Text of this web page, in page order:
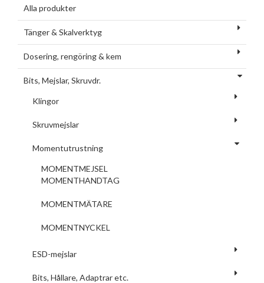
Alla produkter
Tänger & Skalverktyg
Dosering, rengöring & kem
Bits, Mejslar, Skruvdr.
Klingor
Skruvmejslar
Momentutrustning
MOMENTMEJSEL
MOMENTHANDTAG
MOMENTMÄTARE
MOMENTNYCKEL
ESD-mejslar
Bits, Hållare, Adaptrar etc.